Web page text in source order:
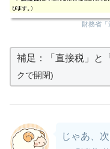
財務省
補足：「直接税」と
クで開閉)
じゃあ、